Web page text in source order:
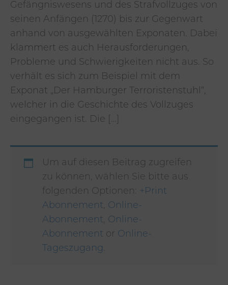
Gefängniswesens und des Strafvollzuges von
seinen Anfängen (1270) bis zur Gegenwart
anhand von ausgewählten Exponaten. Dabei
klammert es auch Herausforderungen,
Probleme und Schwierigkeiten nicht aus. So
verhält es sich zum Beispiel mit dem
Exponat „Der Hamburger Terroristenstuhl“,
welcher in die Geschichte des Vollzuges
eingegangen ist. Die […]
Um auf diesen Beitrag zugreifen
zu können, wählen Sie bitte aus
folgenden Optionen: +Print
Abonnement, Online-
Abonnement, Online-
Abonnement or Online-
Tageszugang.